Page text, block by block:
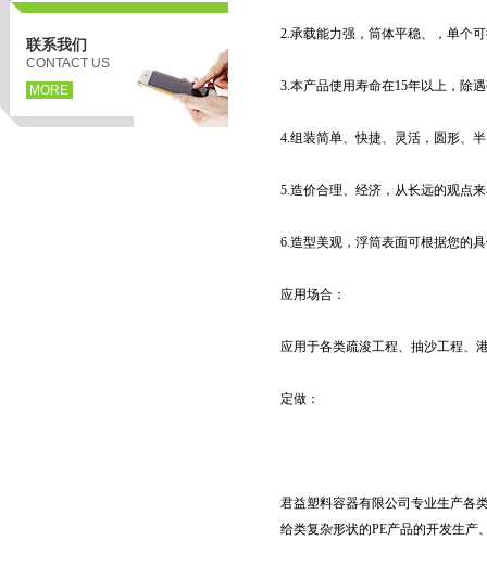
联系我们
CONTACT US
MORE
2.承载能力强，筒体平稳、，单个
3.本产品使用寿命在15年以上，除
4.组装简单、快捷、灵活，圆形、
5.造价合理、经济，从长远的观点
6.造型美观，浮筒表面可根据您的
应用场合：
应用于各类疏浚工程、抽沙工程、
定做：
君益塑料容器有限公司专业生产各
给类复杂形状的PE产品的开发生产